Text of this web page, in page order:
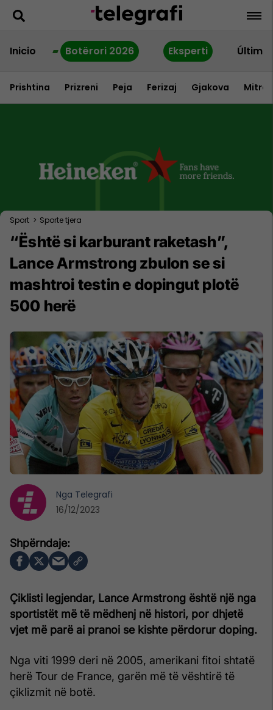
Inicio Botërori 2026 Eksperti
Prishtina Prizreni Peja Ferizaj Gjakova
Sport > Sporte tjera
“Është si karburant raketash”,
Lance Armstrong zbulon se si
mashtroi testin e dopingut plotë
500 herë
Çiklisti legjendar, Lance Armstrong është një nga
sportistët më të mëdhenj në histori, por dhjetë
vjet më parë ai pranoi se kishte përdorur doping.
Nga viti 1999 deri në 2005, amerikani fitoi shtatë
herë Tour de France, garën më të vështirë të
çiklizmit në botë.
Nga Telegrafi
16/12/2023